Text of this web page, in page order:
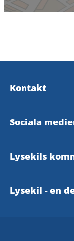
Kontakt
Upplev Lysekil
Sociala
Upplev Lysekil på
Lysekils
Hemsida
Lysekil - en